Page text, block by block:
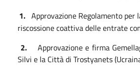
1. Approvazione Regolamento per
riscossione coattiva delle entrate
2.
Approvazione e firma
Silvi e la Città di Trostyanets